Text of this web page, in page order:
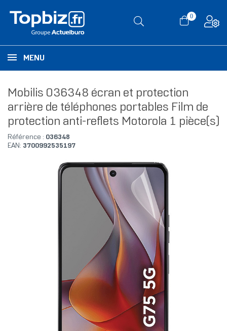
0
MENU
Mobilis 036348 écran et protection
arrière de téléphones portables Film de
protection anti-reflets Motorola 1 pièce(s)
Référence : 036348
EAN: 3700992535197
RUPTURE DE STOCK